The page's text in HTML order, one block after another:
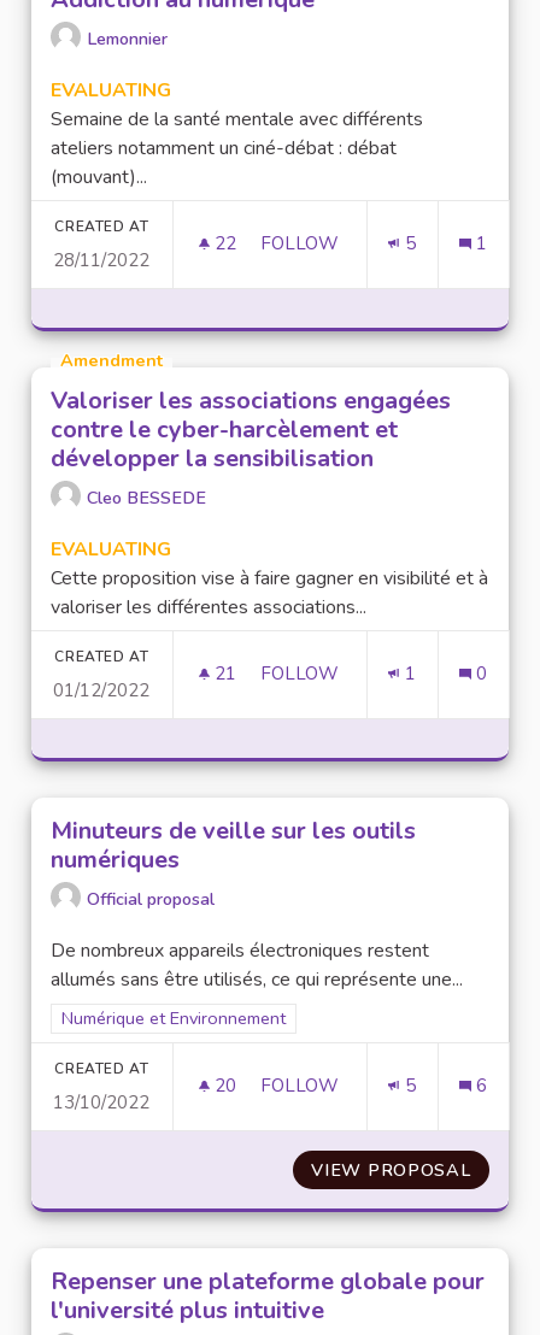
Lemonnier
EVALUATING
Semaine de la santé mentale avec différents
ateliers notamment un ciné-débat : débat
(mouvant)...
CREATED AT
28/11/2022
22 22 FOLLOWERS
FOLLOW 5 1
Amendment
Valoriser les associations engagées
contre le cyber-harcèlement et
développer la sensibilisation
Cleo BESSEDE
EVALUATING
Cette proposition vise à faire gagner en visibilité et à
valoriser les différentes associations...
CREATED AT
01/12/2022
21 21 FOLLOWERS
FOLLOW 1 0
Minuteurs de veille sur les outils
numériques
Official proposal
De nombreux appareils électroniques restent
allumés sans être utilisés, ce qui représente une...
Filter results for scope: Numérique et Environnement
Numérique et Environnement
CREATED AT
13/10/2022
20 20 FOLLOWERS
FOLLOW 5 6
VIEW PROPOSAL
Repenser une plateforme globale pour
l'université plus intuitive